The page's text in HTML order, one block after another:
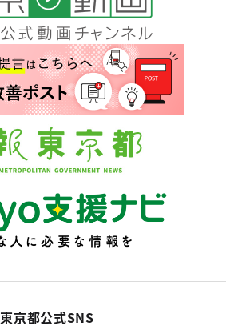
東京都公式SNS